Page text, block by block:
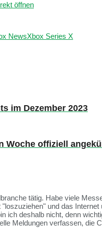
öffnen
NewsXbox Series X
im Dezember 2023
Woche offiziell
tätig. Habe viele
und das
ich deshalb nicht, denn
Meldungen verfassen, die